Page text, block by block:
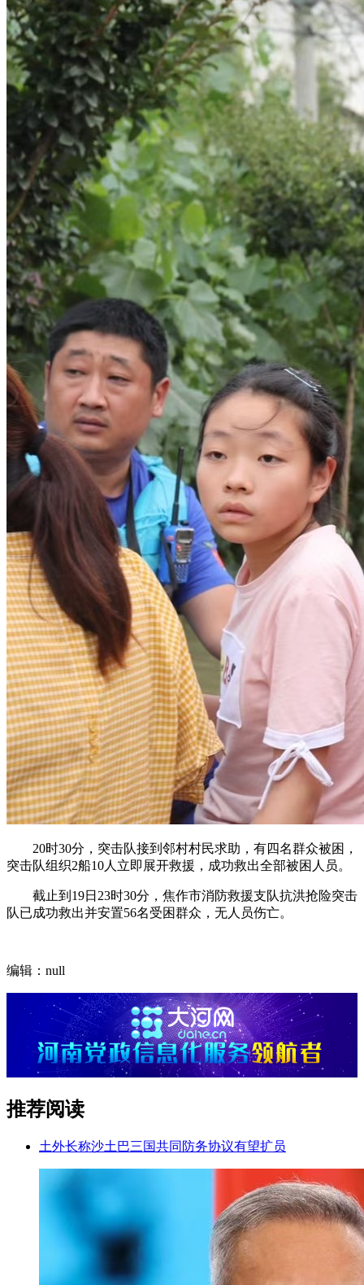
20时30分，突击队接到邻村村民求助，有四名群众被困，
突击队组织2船10人立即展开救援，成功救出全部被困人员。
截止到19日23时30分，焦作市消防救援支队抗洪抢险突击
队已成功救出并安置56名受困群众，无人员伤亡。
编辑：null
推荐阅读
土外长称沙土巴三国共同防务协议有望扩员